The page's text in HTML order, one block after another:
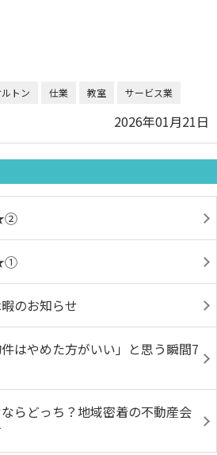
トン 仕業 教室 サービス業
2026年01月21日
のお知らせ
はやめた方がいい」と思う瞬間7
らどっち？地域密着の不動産会